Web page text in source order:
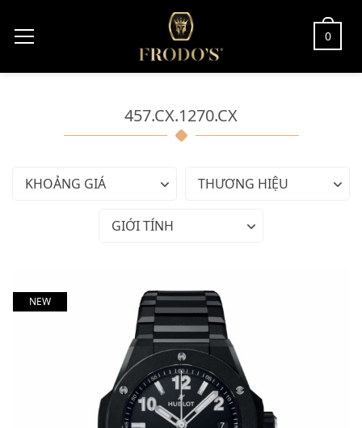
0
457.CX.1270.CX
KHOẢNG GIÁ THƯƠNG HIỆU
GIỚI TÍNH
NEW